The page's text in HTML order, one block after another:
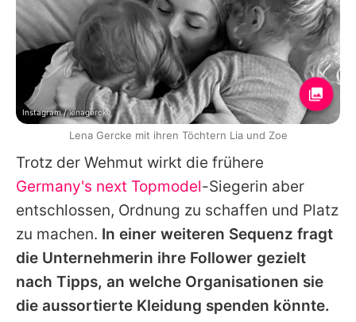
Trotz der Wehmut wirkt die frühere
Germany's next Topmodel-Siegerin aber
entschlossen, Ordnung zu schaffen und Platz
zu machen. In einer weiteren Sequenz fragt
die Unternehmerin ihre Follower gezielt
nach Tipps, an welche Organisationen sie
die aussortierte Kleidung spenden könnte.
Instagram / lenagercke
Lena Gercke mit ihren Töchtern Lia und Zoe